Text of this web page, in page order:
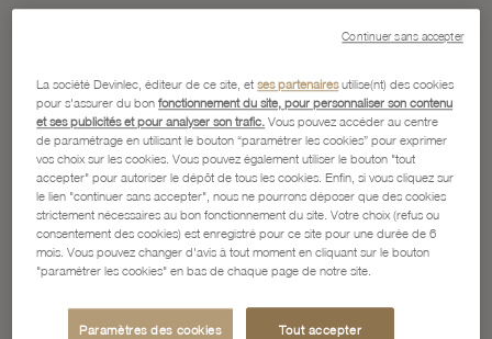
La société Devinlec, éditeur de ce site, etses partenairesutilise(nt) des cookies
pour s'assurer du bonfonctionnement du site, pour personnaliser son contenu
et ses publicités et pour analyser son trafic. Vous pouvez accéder au centre
de paramétrage en utilisant le bouton “paramétrer les cookies” pour exprimer
vos choix sur les cookies. Vous pouvez également utiliser le bouton "tout
accepter" pour autoriser le dépôt de tous les cookies. Enfin, si vous cliquez sur
le lien "continuer sans accepter", nous ne pourrons déposer que des cookies
strictement nécessaires au bon fonctionnement du site. Votre choix (refus ou
consentement des cookies) est enregistré pour ce site pour une durée de 6
mois. Vous pouvez changer d'avis à tout moment en cliquant sur le bouton
"paramétrer les cookies" en bas de chaque page de notre site.
Paramètres des cookies Tout accepter
Continuer sans accepter